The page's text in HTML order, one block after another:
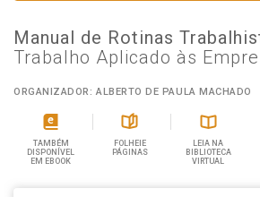
Manual de Rotinas
Trabalho Aplicado às
ORGANIZADOR: ALBERTO DE PAULA MACHADO
TAMBÉM
DISPONÍVEL
EM EBOOK
FOLHEIE
PÁGINAS
LEIA NA
BIBLIOTECA
VIRTUAL